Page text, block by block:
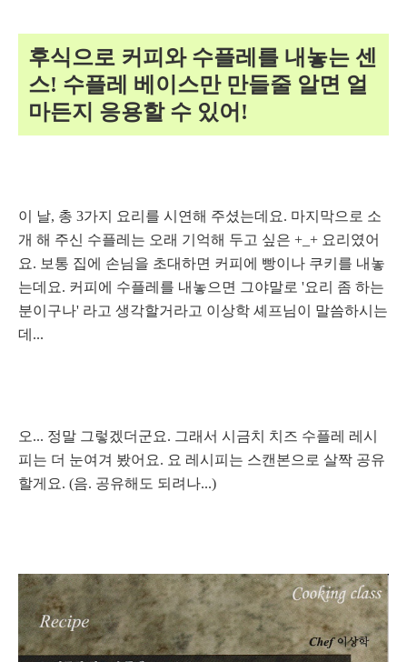
후식으로 커피와 수플레를 내놓는 센
스! 수플레 베이스만 만들줄 알면 얼
마든지 응용할 수 있어!
이 날, 총 3가지 요리를 시연해 주셨는데요. 마지막으로 소
개 해 주신 수플레는 오래 기억해 두고 싶은 +_+ 요리였어
요. 보통 집에 손님을 초대하면 커피에 빵이나 쿠키를 내놓
는데요. 커피에 수플레를 내놓으면 그야말로 '요리 좀 하는
분이구나' 라고 생각할거라고 이상학 셰프님이 말씀하시는
데...
오... 정말 그렇겠더군요. 그래서 시금치 치즈 수플레 레시
피는 더 눈여겨 봤어요. 요 레시피는 스캔본으로 살짝 공유
할게요. (음. 공유해도 되려나...)